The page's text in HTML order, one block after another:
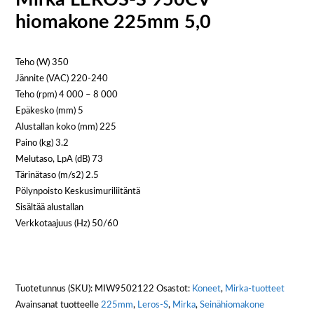
hiomakone 225mm 5,0
Teho (W) 350
Jännite (VAC) 220-240
Teho (rpm) 4 000 – 8 000
Epäkesko (mm) 5
Alustallan koko (mm) 225
Paino (kg) 3.2
Melutaso, LpA (dB) 73
Tärinätaso (m/s2) 2.5
Pölynpoisto Keskusimuriliitäntä
Sisältää alustallan
Verkkotaajuus (Hz) 50/60
Tuotetunnus (SKU): MIW9502122 Osastot: Koneet, Mirka-tuotteet
Avainsanat tuotteelle 225mm, Leros-S, Mirka,Seinähiomakone